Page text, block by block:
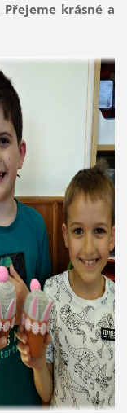
Přejeme krásné a